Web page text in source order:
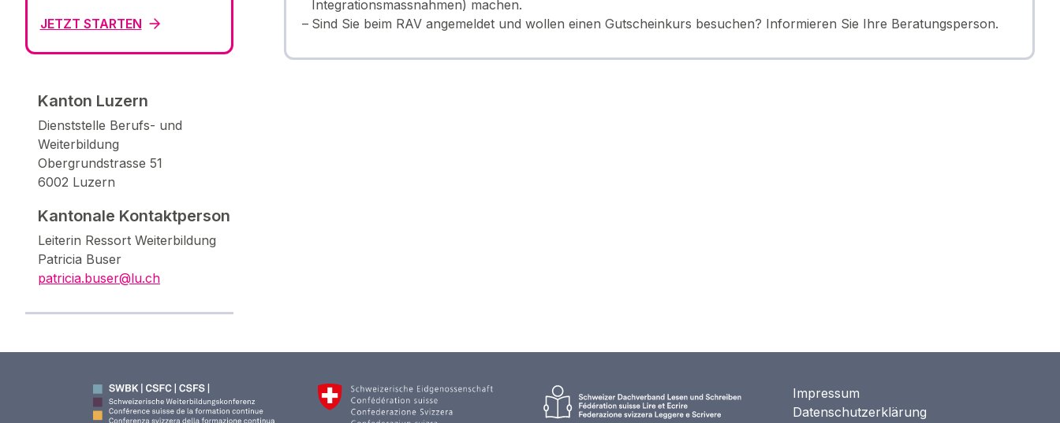
JETZT STARTEN
Kanton Luzern
Dienststelle Berufs- und
Weiterbildung
Obergrundstrasse 51
6002 Luzern
Kantonale Kontaktperson
Leiterin Ressort Weiterbildung
Patricia Buser
patricia.buser@lu.ch
Integrationsmassnahmen) machen.
Sind Sie beim RAV angemeldet und wollen einen Gutscheinkurs besuchen? Informieren Sie Ihre Beratungsperson.
Impressum
Datenschutzerklärung